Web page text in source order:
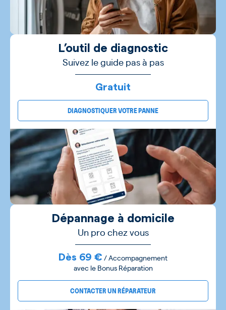
L’outil de diagnostic
Suivez le guide pas à pas
Gratuit
DIAGNOSTIQUER VOTRE PANNE
Dépannage à domicile
Un pro chez vous
Dès 69 € / Accompagnement
avec le Bonus Réparation
CONTACTER UN RÉPARATEUR